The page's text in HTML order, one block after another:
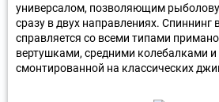
универсалом, позволяющим
сразу в двух направлениях. Спиннинг
справляется со всеми типами
вертушками, средними колебалками и
смонтированной на классических